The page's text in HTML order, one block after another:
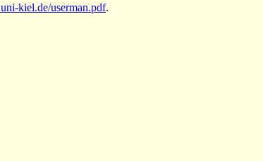
kiel.de/userman.pdf.